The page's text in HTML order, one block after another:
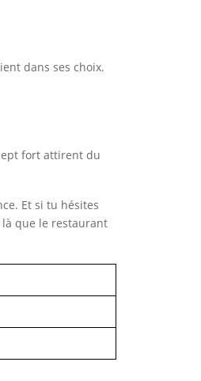
dans ses choix.
fort attirent du
Et si tu hésites
là que le restaurant